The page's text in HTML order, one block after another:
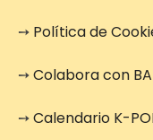
➙ Política de
➙Colabora con BA
➙Calendario K-